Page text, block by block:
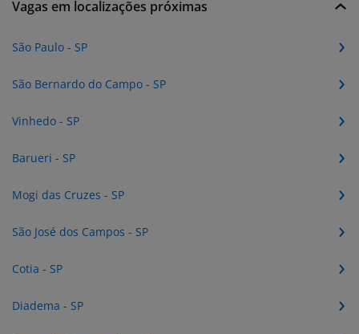
Vagas em localizações próximas
São Paulo - SP
São Bernardo do Campo - SP
Vinhedo - SP
Barueri - SP
Mogi das Cruzes - SP
São José dos Campos - SP
Cotia - SP
Diadema - SP